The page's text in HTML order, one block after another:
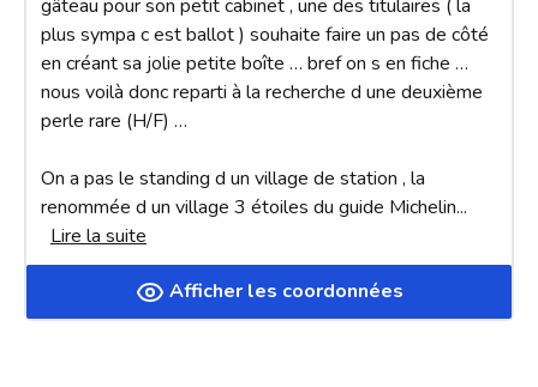
gâteau pour son petit cabinet , une des titulaires ( la
plus sympa c est ballot ) souhaite faire un pas de côté
en créant sa jolie petite boîte … bref on s en fiche …
nous voilà donc reparti à la recherche d une deuxième
perle rare (H/F) …
On a pas le standing d un village de station , la
renommée d un village 3 étoiles du guide Michelin
Lire la suite
Afficher les coordonnées